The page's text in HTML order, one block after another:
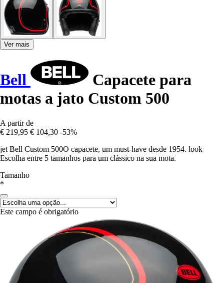
Ver mais
Bell
Capacete para
motas a jato Custom 500
A partir de
€ 219,95 € 104,30 -53%
jet Bell Custom 500O capacete, um must-have desde 1954. look
Escolha entre 5 tamanhos para um clássico na sua mota.
Tamanho
*
Este campo é obrigatório